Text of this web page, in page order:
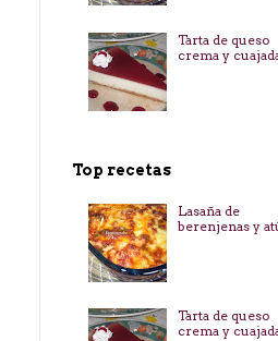
Tarta de queso
crema y
Top recetas
Lasaña de
berenjenas y
Tarta de queso
crema y